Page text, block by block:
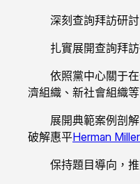
深刻查詢拜訪研
扎實展開查詢拜
依照黨中心關于
濟組織、新社會組織
展開典範案例剖
破解惠平Herman
保持題目導向，